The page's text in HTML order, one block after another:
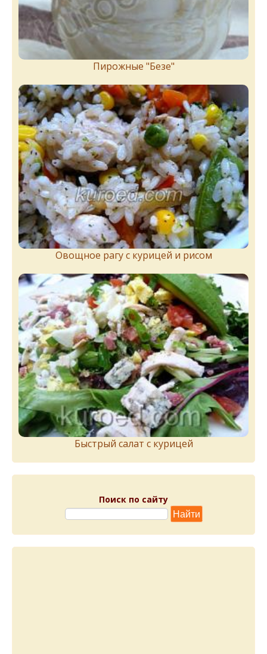
Пирожныe "Бeзe"
Овощное рагу с курицей и рисом
Быстрый салат с курицей
Поиск по сайту